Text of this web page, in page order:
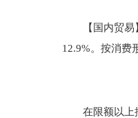
【国内贸易】
12.9%。按消费
在限额以上批